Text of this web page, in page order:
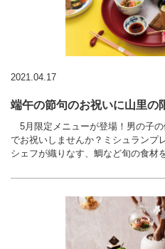
2021.04.17
端午の節句のお祝いに山里の
5月限定メニューが登場！男の子
でお祝いしませんか？ミシュランプ
シェフが織りなす、鯛など旬の食材